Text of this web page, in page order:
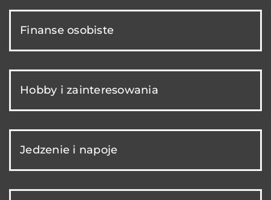
Finanse osobiste
Hobby i zainteresowania
Jedzenie i napoje